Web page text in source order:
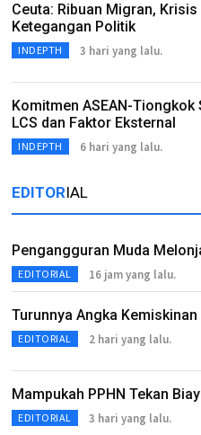
Ceuta: Ribuan Migran,
Ketegangan Politik
INDEPTH 3 hari yang lalu.
Komitmen ASEAN-
LCS dan Faktor Eksternal
INDEPTH 6 hari yang lalu.
EDITORIAL
Pengangguran Muda
EDITORIAL 16 jam yang lalu.
Turunnya Angka
EDITORIAL 2 hari yang lalu.
Mampukah PPHN Tekan
EDITORIAL 3 hari yang lalu.